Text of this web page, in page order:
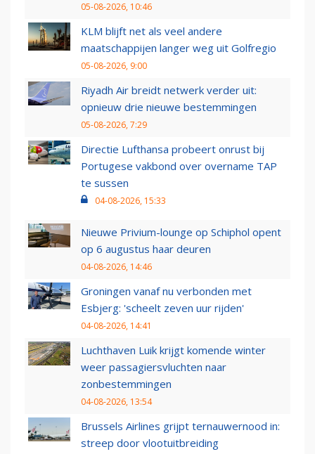
05-08-2026, 10:46
KLM blijft net als veel andere
maatschappijen langer weg uit Golfregio
05-08-2026, 9:00
Riyadh Air breidt netwerk verder uit:
opnieuw drie nieuwe bestemmingen
05-08-2026, 7:29
Directie Lufthansa probeert onrust bij
Portugese vakbond over overname TAP
te sussen
04-08-2026, 15:33
Nieuwe Privium-lounge op Schiphol opent
op 6 augustus haar deuren
04-08-2026, 14:46
Groningen vanaf nu verbonden met
Esbjerg: 'scheelt zeven uur rijden'
04-08-2026, 14:41
Luchthaven Luik krijgt komende winter
weer passagiersvluchten naar
zonbestemmingen
04-08-2026, 13:54
Brussels Airlines grijpt ternauwernood in:
streep door vlootuitbreiding